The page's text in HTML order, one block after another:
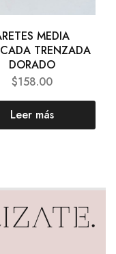
MEDIA
TRENZADA
DORADO
$158.00
Leer más